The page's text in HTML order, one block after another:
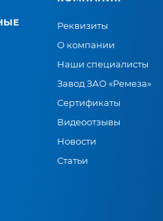
Реквизиты
О компании
Наши специалисты
Завод ЗАО «Ремеза»
Сертификаты
Видеоотзывы
Новости
Статьи